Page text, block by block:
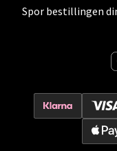
Spor bestillingen
Gartnerveien 16,